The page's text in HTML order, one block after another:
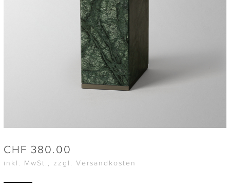
CHF 380.00
inkl. MwSt., zzgl. Versandkosten